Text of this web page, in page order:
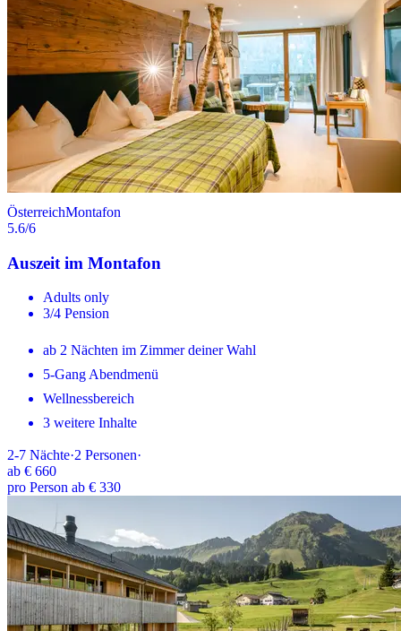
ÖsterreichMontafon
5.6/6
Auszeit im Montafon
Adults only
3/4 Pension
ab 2 Nächten im Zimmer deiner Wahl
5-Gang Abendmenü
Wellnessbereich
3 weitere Inhalte
2-7 Nächte·2 Personen·
ab € 660
pro Person ab € 330